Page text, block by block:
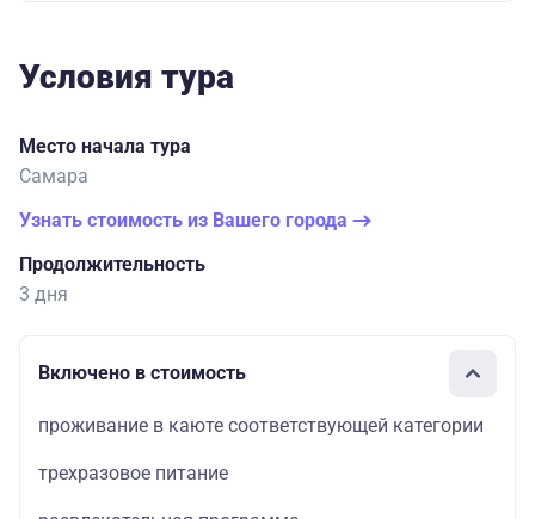
Условия тура
Место начала тура
Самара
Узнать стоимость из Вашего города
Продолжительность
3 дня
Включено в стоимость
проживание в каюте соответствующей категории
трехразовое питание